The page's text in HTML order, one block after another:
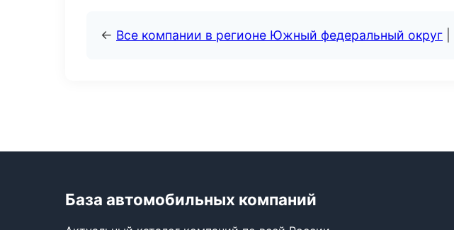
← Все компании в регионе Южный федеральный округ
База автомобильных компаний